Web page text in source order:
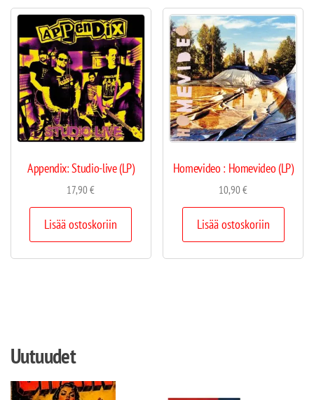
Appendix: Studio-live (LP)
17,90€
Lisää ostoskoriin
Homevideo : Homevideo (LP)
10,90€
Lisää ostoskoriin
Uutuudet